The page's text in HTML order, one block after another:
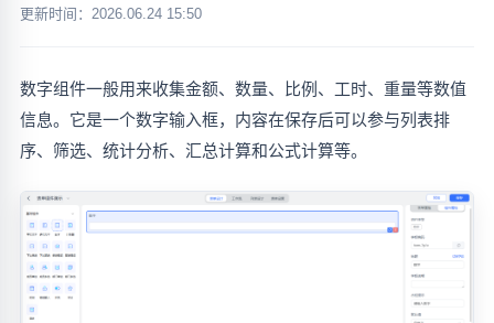
更新时间：2026.06.24 15:50
数字组件一般用来收集金额、数量、比例、工时、重量等数值
信息。它是一个数字输入框，内容在保存后可以参与列表排
序、筛选、统计分析、汇总计算和公式计算等。